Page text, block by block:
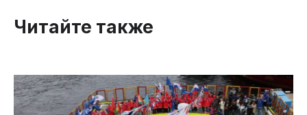
Читайте также